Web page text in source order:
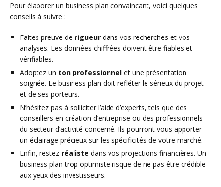
Pour élaborer un business plan convaincant, voici quelques
conseils à suivre :
Faites preuve de rigueur dans vos recherches et vos
analyses. Les données chiffrées doivent être fiables et
vérifiables.
Adoptez un ton professionnel et une présentation
soignée. Le business plan doit refléter le sérieux du projet
et de ses porteurs.
N’hésitez pas à solliciter l’aide d’experts, tels que des
conseillers en création d’entreprise ou des professionnels
du secteur d’activité concerné. Ils pourront vous apporter
un éclairage précieux sur les spécificités de votre marché.
Enfin, restez réaliste dans vos projections financières. Un
business plan trop optimiste risque de ne pas être crédible
aux yeux des investisseurs.